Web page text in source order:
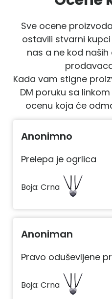
Sve ocene
ostavili stvarni
nas a ne kod
Kada vam stigne
DM poruku sa
ocenu koja će
Anonimno
Prelepa je ogrlica
Boja: Crna
Anoniman
Pravo oduševljene
Boja: Crna